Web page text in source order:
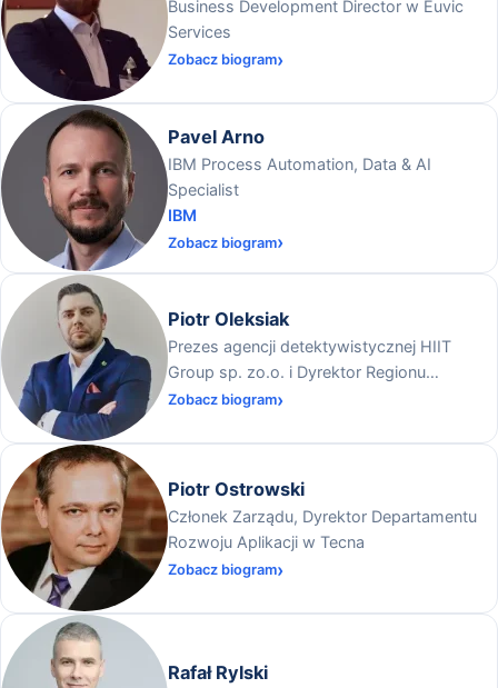
Business Development Director w Euvic
Services
Zobacz biogram
Pavel Arno
IBM Process Automation, Data & AI
Specialist
IBM
Zobacz biogram
Piotr Oleksiak
Prezes agencji detektywistycznej HIIT
Group sp. zo.o. i Dyrektor Regionu
Ogólnopolskiej Federacji Przedsiębiorców i
Zobacz biogram
Piotr Ostrowski
Członek Zarządu, Dyrektor Departamentu
Rozwoju Aplikacji w Tecna
Zobacz biogram
Rafał Rylski